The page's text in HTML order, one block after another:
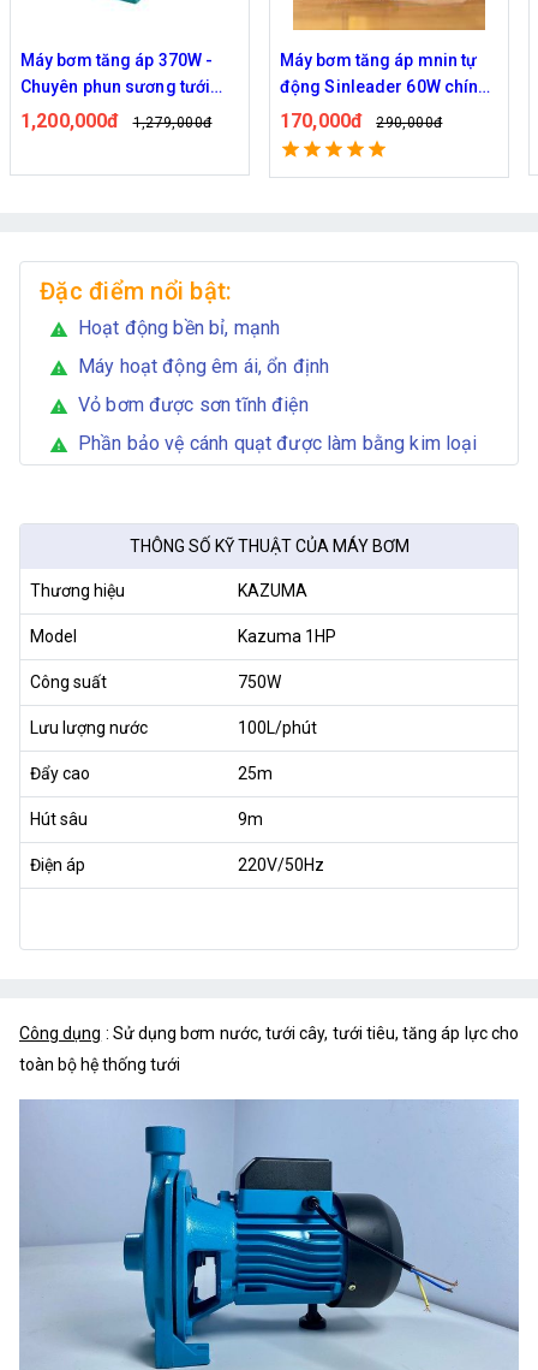
Máy bơm tăng áp mnin tự
động Sinleader 60W chính
hãng
170,000đ 290,000đ
Bơm đồng tâm Kazuma
0.5HP - Chuyên bơm tưới
vườn cây
1,690,000đ 2,189,000đ
Đặc điểm nổi bật:
warning Hoạt động bền bỉ, mạnh
warning Máy hoạt động êm ái, ổn định
warning Vỏ bơm được sơn tĩnh điện
warning Phần bảo vệ cánh quạt được làm bằng kim loại
THÔNG SỐ KỸ THUẬT CỦA MÁY BƠM
Thương hiệu KAZUMA
Model Kazuma 1HP
Công suất 750W
Lưu lượng nước 100L/phút
Đẩy cao 25m
Hút sâu 9m
Điện áp 220V/50Hz
Công dụng : Sử dụng bơm nước, tưới cây, tưới tiêu, tăng áp lực cho
toàn bộ hệ thống tưới